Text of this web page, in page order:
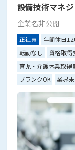
設備技術マネ
企業名非公開
正社員 年間休日
転勤なし
資格取得
育児・介護休業取得
ブランクOK
業界